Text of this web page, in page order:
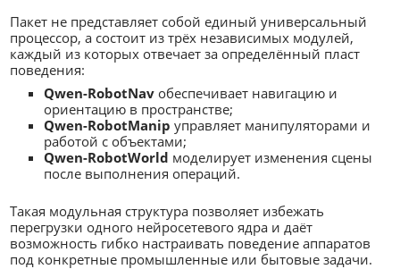
Пакет не представляет собой единый универсальный
процессор, а состоит из трёх независимых модулей,
каждый из которых отвечает за определённый пласт
поведения:
Qwen-RobotNavобеспечивает навигацию и
ориентацию в пространстве;
Qwen-RobotManip управляет манипуляторами и
работой с объектами;
Qwen-RobotWorld моделирует изменения сцены
после выполнения операций.
Такая модульная структура позволяет избежать
перегрузки одного нейросетевого ядра и даёт
возможность гибко настраивать поведение аппаратов
под конкретные промышленные или бытовые задачи.